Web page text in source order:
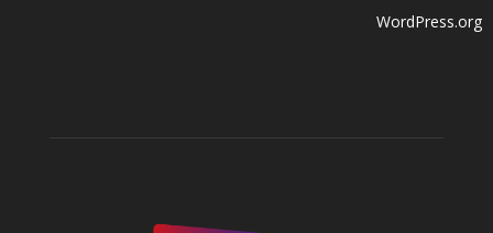
WordPress.org